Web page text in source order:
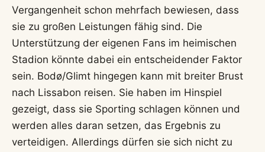
Vergangenheit schon mehrfach bewiesen, dass
sie zu großen Leistungen fähig sind. Die
Unterstützung der eigenen Fans im heimischen
Stadion könnte dabei ein entscheidender Faktor
sein. Bodø/Glimt hingegen kann mit breiter Brust
nach Lissabon reisen. Sie haben im Hinspiel
gezeigt, dass sie Sporting schlagen können und
werden alles daran setzen, das Ergebnis zu
verteidigen. Allerdings dürfen sie sich nicht zu